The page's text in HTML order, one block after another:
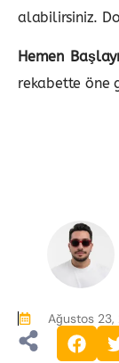
alabilirsiniz.
Hemen
rekabette öne
Ağustos 23,